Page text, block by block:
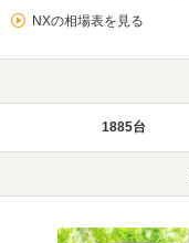
NXの相場表を見る
1885台